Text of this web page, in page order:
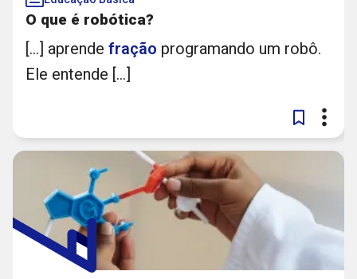
O que é robótica?
[...] aprende fração programando um robô.
Ele entende [...]